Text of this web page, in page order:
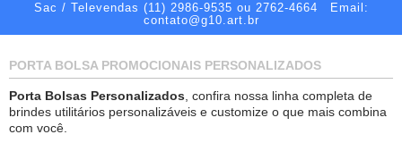
Sac / Televendas (11) 2986-9535 ou 2762-4664
Email:
contato@g10.art.br
PORTA BOLSA PROMOCIONAIS PERSONALIZADOS
Porta Bolsas Personalizados , confira nossa linha completa de
brindes utilitários personalizáveis e customize o que mais combina
com você.